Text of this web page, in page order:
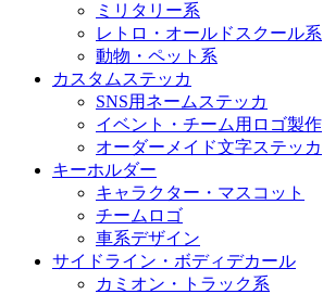
ミリタリー系
レトロ・オールドスクール系
動物・ペット系
カスタムステッカ
SNS用ネームステッカ
イベント・チーム用ロゴ製作
オーダーメイド文字ステッカ
キーホルダー
キャラクター・マスコット
チームロゴ
車系デザイン
サイドライン・ボディデカール
カミオン・トラック系